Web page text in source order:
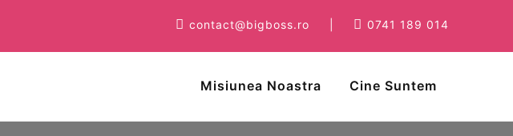
contact@bigboss.ro 0741 189 014
Misiunea Noastra Cine Suntem